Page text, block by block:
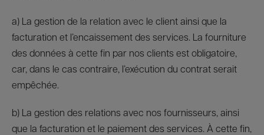
a) La gestion de la relation avec le client ainsi que la
facturation et l’encaissement des services. La fourniture
des données à cette fin par nos clients est obligatoire,
car, dans le cas contraire, l’exécution du contrat serait
empêchée.
b) La gestion des relations avec nos fournisseurs, ainsi
que la facturation et le paiement des services. À cette fin,